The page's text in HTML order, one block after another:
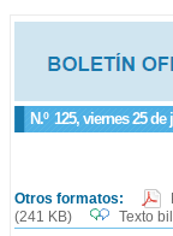
N.º 125, viernes 25 de
Otros formatos:
(241 KB)
Texto